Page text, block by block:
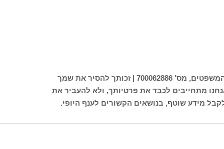
הפניה אליך היא בדיוור ישיר, עפ"י מאגר מידע רשום, משרד המשפטים, מס' 700062886 | זכותך להסיר את שמך
מתחייבים לכבד את פרטיותך, ולא להעביר את
מידע שוטף, בנושאים הקשורים לענף היופי.